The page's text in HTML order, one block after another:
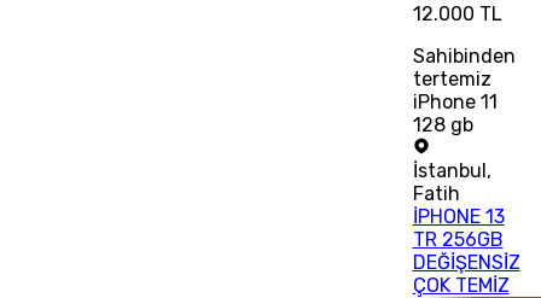
12.000 TL
Sahibinden
tertemiz
iPhone 11
128 gb
İstanbul,
Fatih
İPHONE 13
TR 256GB
DEĞİŞENSİZ
ÇOK TEMİZ